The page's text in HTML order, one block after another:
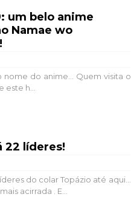
um belo anime
Namae wo
nome do anime... Quem visita o
h...
22 líderes!
do colar Topázio até aqui...
acirrada . E...